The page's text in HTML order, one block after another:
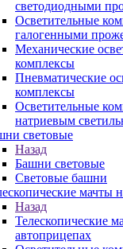
светодиодными
Осветительные
галогенными
Механические
комплексы
Пневматические
комплексы
Осветительные
натриевым
световые
Назад
Башни световые
Световые башни
мачты
Назад
Телескопические
автоприцепах